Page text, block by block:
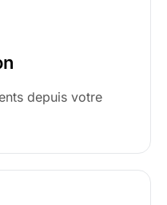
depuis votre